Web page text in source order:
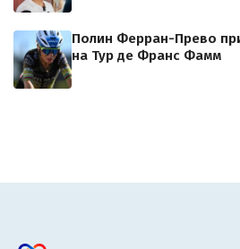
Полин Ферран-Прево
на Тур де Франс Фамм